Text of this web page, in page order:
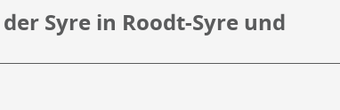
Syre in Roodt-Syre und